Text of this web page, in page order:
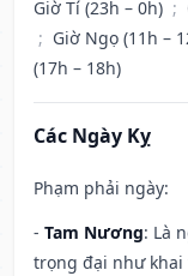
Giờ Tí (23h – 0h) ;
; Giờ Ngọ (11h –
(17h – 18h)
Các Ngày Kỵ
Phạm phải ngày:
- Tam Nương: Là
trọng đại như